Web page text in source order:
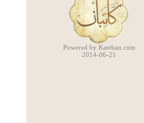
Powered by Kateban.com
2014-06-21